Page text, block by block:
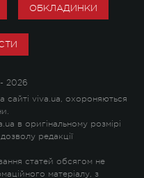
ОБКЛАДИНКИ
2026
сайті viva.ua, охороняються
в оригінальному розмірі
редакції
статей обсягом не
матеріалу, з